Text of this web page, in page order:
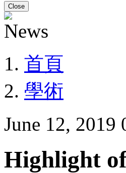
Close
首頁
學術
June 12, 2019
Highlight